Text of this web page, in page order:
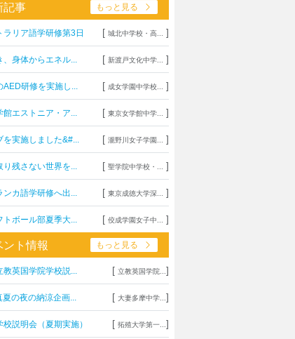
記事 もっと見る
ラリア語学研修第3日 [ 城北中学校・高... ]
身体からエネル... [ 新渡戸文化中学... ]
研修を実施し... [ 成女学園中学校... ]
エストニア・ア... [ 東京女学館中学... ]
を実施しました&#... [ 瀧野川女子学園... ]
残さない世界を... [ 聖学院中学校・... ]
ンカ語学研修へ出... [ 東京成徳大学深... ]
ボール部夏季大... [ 佼成学園女子中... ]
ント情報 もっと見る
教英国学院学校説... [ 立教英国学院... ]
夏の夜の納涼企画... [ 大妻多摩中学... ]
校説明会（夏期実施） [ 拓殖大学第一... ]